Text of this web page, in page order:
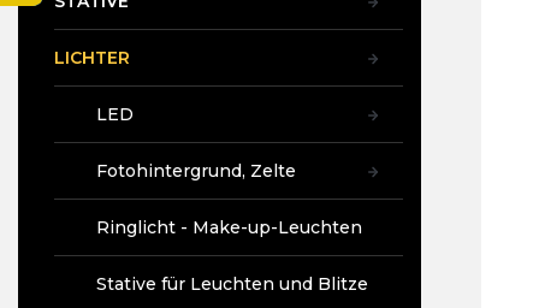
LICHTER
LED
Fotohintergrund, Zelte
Ringlicht - Make-up-Leuchten
Stative für Leuchten und Blitze